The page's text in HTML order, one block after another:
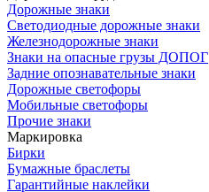
Дорожные знаки
Светодиодные дорожные знаки
Железнодорожные знаки
Знаки на опасные грузы ДОПОГ
Задние опознавательные знаки
Дорожные светофоры
Мобильные светофоры
Прочие знаки
Маркировка
Бирки
Бумажные браслеты
Гарантийные наклейки